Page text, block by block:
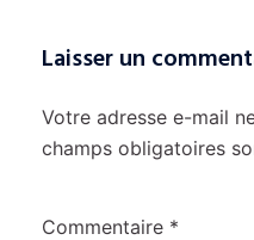
Laisser un
Votre adresse e-mail
champs obligatoires
Commentaire *